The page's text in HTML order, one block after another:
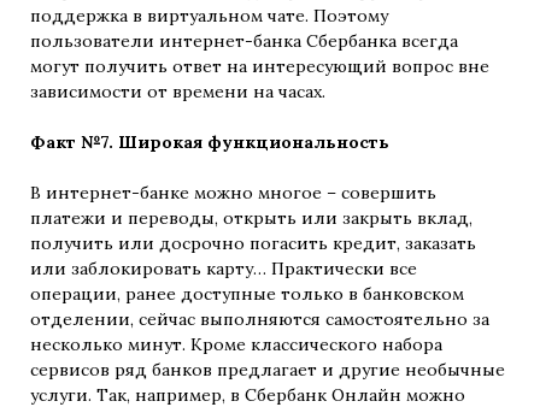
поддержка в виртуальном чате. Поэтому
пользователи интернет-банка Сбербанка всегда
могут получить ответ на интересующий вопрос вне
зависимости от времени на часах.
Факт №7. Широкая функциональность
В интернет-банке можно многое – совершить
платежи и переводы, открыть или закрыть вклад,
получить или досрочно погасить кредит, заказать
или заблокировать карту… Практически все
операции, ранее доступные только в банковском
отделении, сейчас выполняются самостоятельно за
несколько минут. Кроме классического набора
сервисов ряд банков предлагает и другие необычные
услуги. Так, например, в Сбербанк Онлайн можно